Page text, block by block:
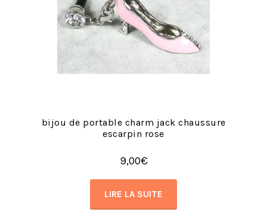
bijou de portable charm jack chaussure
escarpin rose
9,00€
LIRE LA SUITE